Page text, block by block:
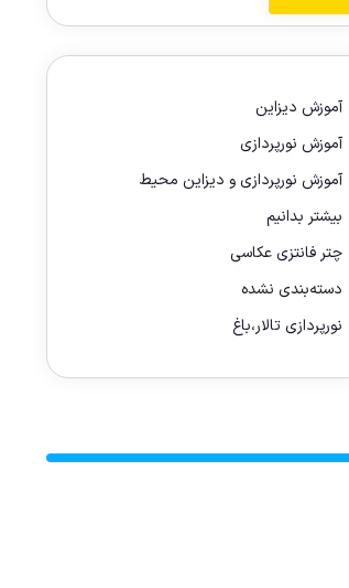
آموزش دیزاین
آموزش نورپردازی
آموزش نورپردازی و دیزاین محیط
بیشتر بدانیم
چتر فانتزی عکاسی
دسته‌بندی نشده
نورپردازی تالار،باغ